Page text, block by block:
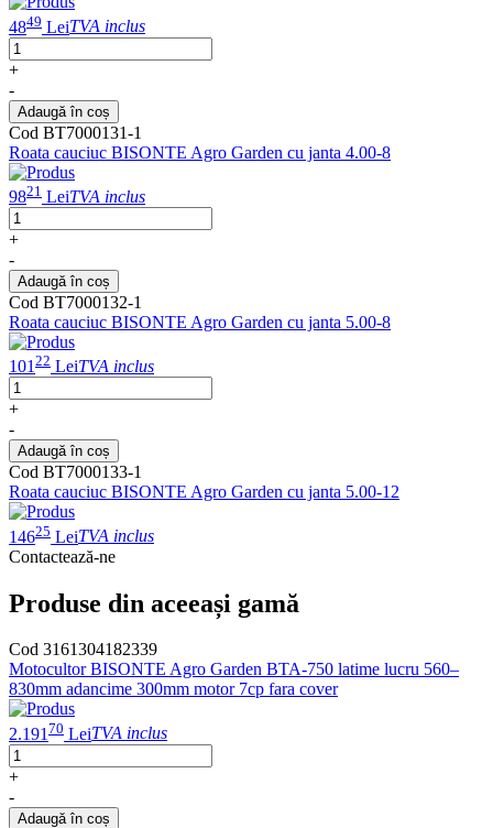
4849 LeiTVA inclus
+
-
Adaugă în coș
Cod BT7000131-1
Roata cauciuc BISONTE Agro Garden cu janta 4.00-8
9821 LeiTVA inclus
+
-
Adaugă în coș
Cod BT7000132-1
Roata cauciuc BISONTE Agro Garden cu janta 5.00-8
101 22 LeiTVA inclus
+
-
Adaugă în coș
Cod BT7000133-1
Roata cauciuc BISONTE Agro Garden cu janta 5.00-12
14625 LeiTVA inclus
Contactează-ne
Produse din aceeași gamă
Cod 3161304182339
Motocultor BISONTE Agro Garden BTA-750 latime lucru 560–
830mm adancime 300mm motor 7cp fara cover
2.191 70 LeiTVA inclus
+
-
Adaugă în coș